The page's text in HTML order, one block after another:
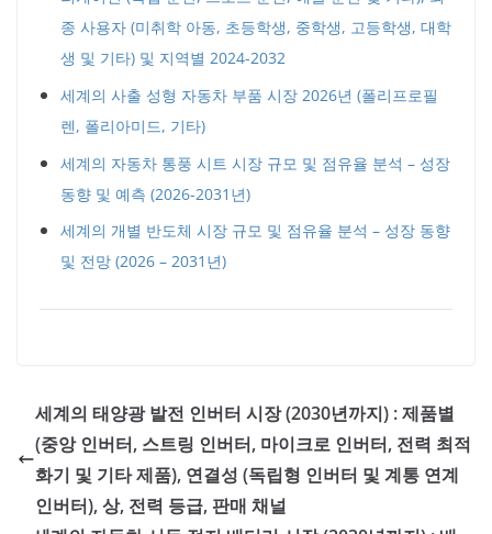
종 사용자 (미취학 아동, 초등학생, 중학생, 고등학생, 대학
생 및 기타) 및 지역별 2024-2032
세계의 사출 성형 자동차 부품 시장 2026년 (폴리프로필
렌, 폴리아미드, 기타)
세계의 자동차 통풍 시트 시장 규모 및 점유율 분석 – 성장
동향 및 예측 (2026-2031년)
세계의 개별 반도체 시장 규모 및 점유율 분석 – 성장 동향
및 전망 (2026 – 2031년)
세계의 태양광 발전 인버터 시장 (2030년까지) : 제품별
(중앙 인버터, 스트링 인버터, 마이크로 인버터, 전력 최적
화기 및 기타 제품), 연결성 (독립형 인버터 및 계통 연계
인버터), 상, 전력 등급, 판매 채널